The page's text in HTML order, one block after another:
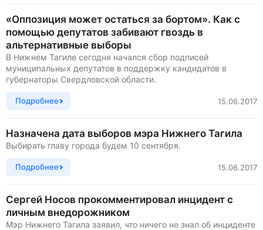
«Оппозиция может остаться за бортом». Как с
помощью депутатов забивают гвоздь в
альтернативные выборы
В Нижнем Тагиле сегодня начался сбор подписей
муниципальных депутатов в поддержку кандидатов в
губернаторы Свердловской области.
Подробнее 15.06.2017
Назначена дата выборов мэра Нижнего Тагила
Выбирать главу города будем 10 сентября.
Подробнее 15.06.2017
Сергей Носов прокомментировал инцидент с
личным внедорожником
Мэр Нижнего Тагила заявил, что ничего не знал об инциденте